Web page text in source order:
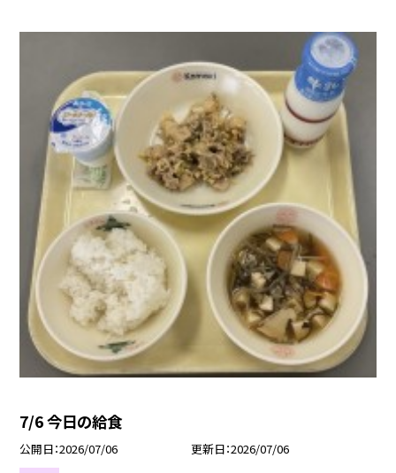
7/6 今日の給食
公開日 2026/07/06 更新日 2026/07/06